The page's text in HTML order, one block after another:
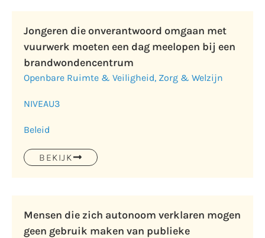
Jongeren die onverantwoord omgaan met
vuurwerk moeten een dag meelopen bij een
brandwondencentrum
Openbare Ruimte & Veiligheid, Zorg & Welzijn
NIVEAU3
Beleid
BEKIJK
Mensen die zich autonoom verklaren mogen
geen gebruik maken van publieke